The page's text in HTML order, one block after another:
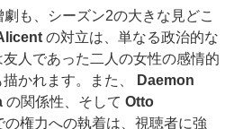
も、シーズン2の大きな見どこ
の対立は、単なる政治的な
人であった二人の女性の感情的
かれます。また、
Daemon
の関係性、そして Otto
の権力への執着は、視聴者に強